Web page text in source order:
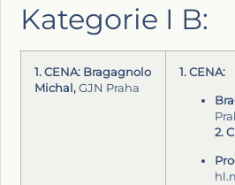
Kategorie I B:
1. CENA: Bragagnolo
Michal, GJN Praha
1. CENA:
2.